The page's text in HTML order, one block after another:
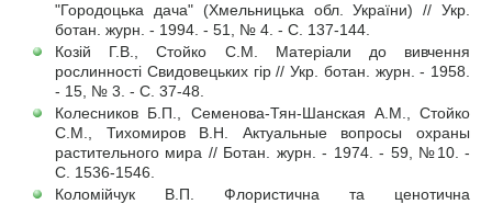
"Городоцька дача" (Хмельницька обл. України) // Укр.
ботан. журн. - 1994. - 51, № 4. - С. 137-144.
Козій Г.В., Стойко С.М. Матеріали до вивчення
рослинності Свидовецьких гір // Укр. ботан. журн. - 1958.
- 15, № 3. - С. 37-48.
Колесников Б.П., Семенова-Тян-Шанская А.М., Стойко
С.М., Тихомиров В.Н. Актуальные вопросы охраны
растительного мира // Ботан. журн. - 1974. - 59, №10. -
С. 1536-1546.
Коломійчук В.П. Флористична та ценотична